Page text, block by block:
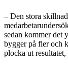
– Den stora
sedan kommer det
bygger på fler och
plocka ut